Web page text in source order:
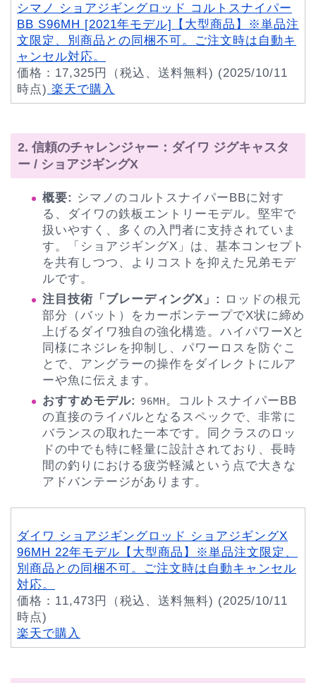
シマノ ショアジギングロッド コルトスナイパー
BB S96MH [2021年モデル]【大型商品】※単品注
文限定、別商品との同梱不可。ご注文時は自動キ
ャンセル対応。
価格：17,325円（税込、送料無料) (2025/10/11
時点) 楽天で購入
2. 信頼のチャレンジャー：ダイワ ジグキャスタ
ー / ショアジギングX
概要: シマノのコルトスナイパーBBに対す
る、ダイワの鉄板エントリーモデル。堅牢で
扱いやすく、多くの入門者に支持されていま
す。「ショアジギングX」は、基本コンセプト
を共有しつつ、よりコストを抑えた兄弟モデ
ルです。
注目技術「ブレーディングX」:
ロッドの根元
部分（バット）をカーボンテープでX状に締め
上げるダイワ独自の強化構造。ハイパワーXと
同様にネジレを抑制し、パワーロスを防ぐこ
とで、アングラーの操作をダイレクトにルア
ーや魚に伝えます。
おすすめモデル:
96MH。コルトスナイパーBB
の直接のライバルとなるスペックで、非常に
バランスの取れた一本です。同クラスのロッ
ドの中でも特に軽量に設計されており、長時
間の釣りにおける疲労軽減という点で大きな
アドバンテージがあります。
ダイワ ショアジギングロッド ショアジギングX
96MH 22年モデル【大型商品】※単品注文限定、
別商品との同梱不可。ご注文時は自動キャンセル
対応。
価格：11,473円（税込、送料無料) (2025/10/11
時点)
楽天で購入